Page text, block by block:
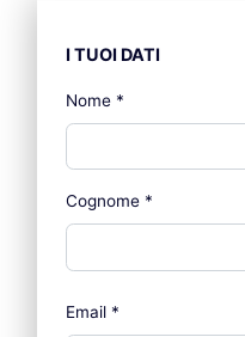
I TUOI DATI
Nome *
Cognome *
Email *